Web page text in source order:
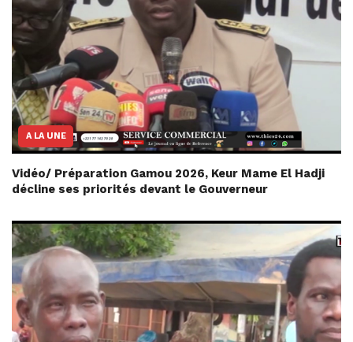
A LA UNE
Vidéo/ Préparation Gamou 2026, Keur Mame El Hadji
décline ses priorités devant le Gouverneur